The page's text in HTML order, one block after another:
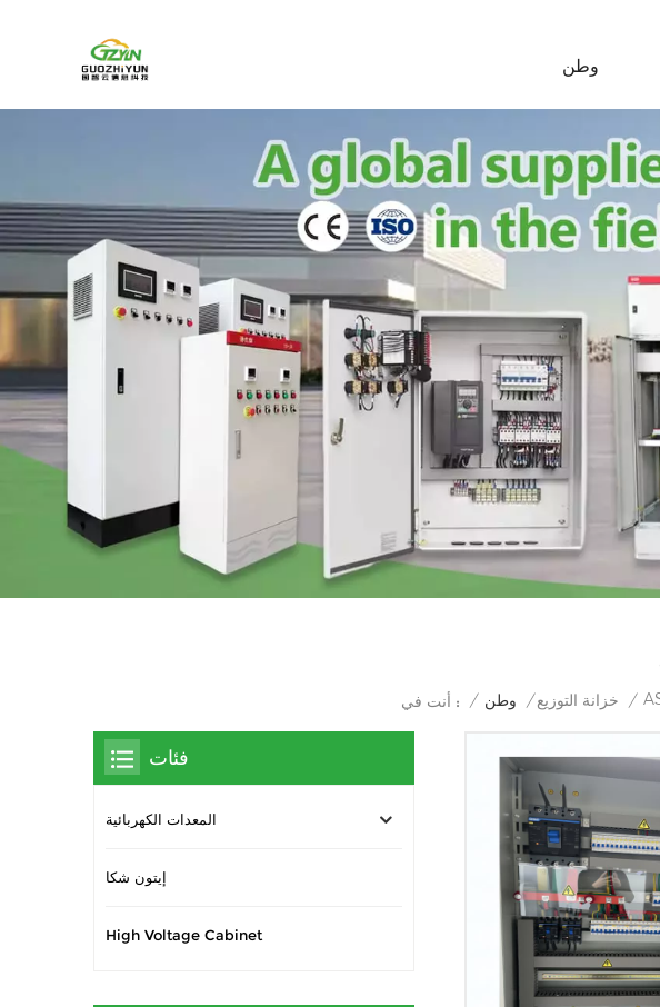
وطن
أنت في : / وطن / خزانة التوزيع /
فئات
المعدات الكهربائية
إيتون شكا
High Voltage Cabinet